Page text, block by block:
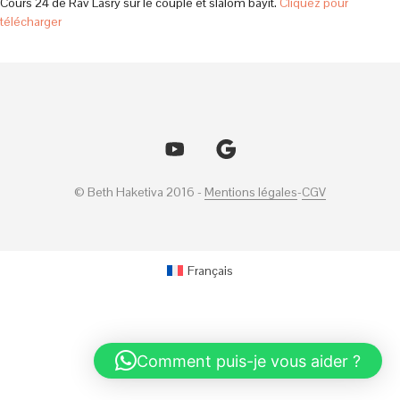
télécharger
© Beth Haketiva 2016 - Mentions légales-CGV
Comment puis-je vous aider ?
Français